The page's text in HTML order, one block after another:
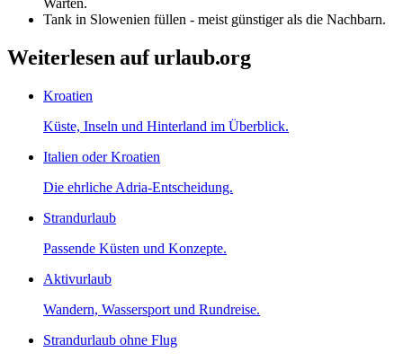
Warten.
Tank in Slowenien füllen - meist günstiger als die Nachbarn.
Weiterlesen auf urlaub.org
Kroatien
Küste, Inseln und Hinterland im Überblick.
Italien oder Kroatien
Die ehrliche Adria-Entscheidung.
Strandurlaub
Passende Küsten und Konzepte.
Aktivurlaub
Wandern, Wassersport und Rundreise.
Strandurlaub ohne Flug